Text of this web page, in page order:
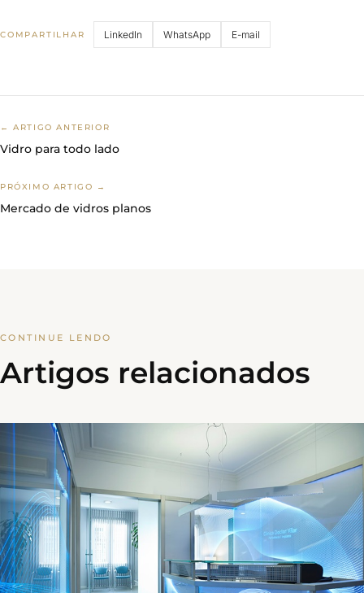
COMPARTILHAR LinkedIn WhatsApp E-mail
← ARTIGO ANTERIOR
Vidro para todo lado
PRÓXIMO ARTIGO →
Mercado de vidros planos
CONTINUE LENDO
Artigos relacionados